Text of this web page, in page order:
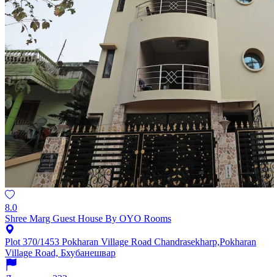
8.0
Shree Marg Guest House By OYO Rooms
Plot 370/1453 Pokharan Village Road Chandrasekharp,Pokharan
Village Road, Бхубанешвар